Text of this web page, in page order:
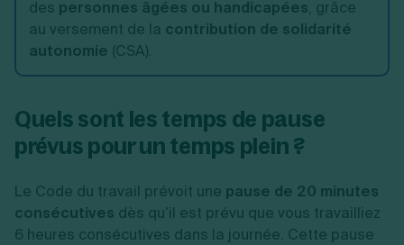
des personnes âgées ou handicapées, grâce
au versement de la contribution de solidarité
autonomie (CSA).
Quels sont les temps de pause
prévus pour un temps plein ?
Le Code du travail prévoit une pause de 20 minutes
consécutives dès qu’il est prévu que vous travailliez
6 heures consécutives dans la journée. Cette pause